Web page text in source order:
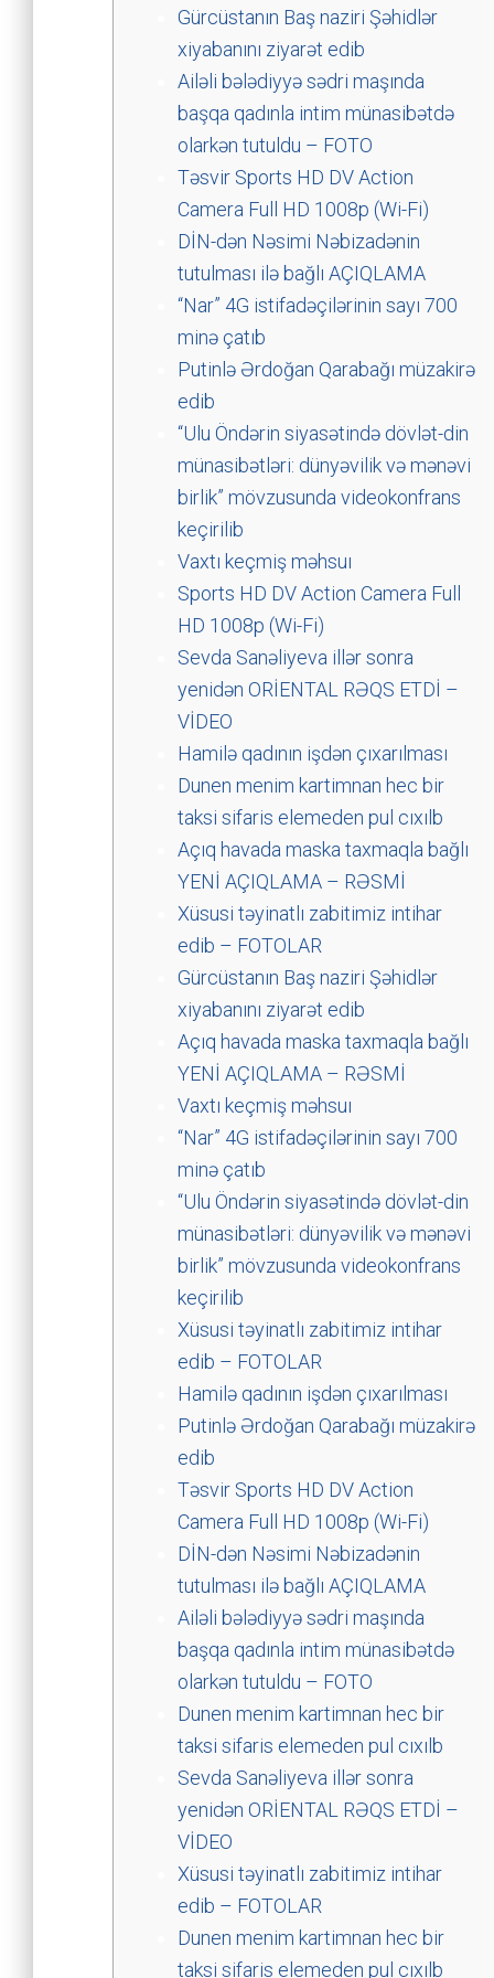
Gürcüstanın Baş naziri Şəhidlər
xiyabanını ziyarət edib
Ailəli bələdiyyə sədri maşında
başqa qadınla intim münasibətdə
olarkən tutuldu – FOTO
Təsvir Sports HD DV Action
Camera Full HD 1008p (Wi-Fi)
DİN-dən Nəsimi Nəbizadənin
tutulması ilə bağlı AÇIQLAMA
“Nar” 4G istifadəçilərinin sayı 700
minə çatıb
Putinlə Ərdoğan Qarabağı müzakirə
edib
“Ulu Öndərin siyasətində dövlət-din
münasibətləri: dünyəvilik və mənəvi
birlik” mövzusunda videokonfrans
keçirilib
Vaxtı keçmiş məhsuı
Sports HD DV Action Camera Full
HD 1008p (Wi-Fi)
Sevda Sanəliyeva illər sonra
yenidən ORİENTAL RƏQS ETDİ –
VİDEO
Hamilə qadının işdən çıxarılması
Dunen menim kartimnan hec bir
taksi sifaris elemeden pul cıxılb
Açıq havada maska taxmaqla bağlı
YENİ AÇIQLAMA – RƏSMİ
Xüsusi təyinatlı zabitimiz intihar
edib – FOTOLAR
Gürcüstanın Baş naziri Şəhidlər
xiyabanını ziyarət edib
Açıq havada maska taxmaqla bağlı
YENİ AÇIQLAMA – RƏSMİ
Vaxtı keçmiş məhsuı
“Nar” 4G istifadəçilərinin sayı 700
minə çatıb
“Ulu Öndərin siyasətində dövlət-din
münasibətləri: dünyəvilik və mənəvi
birlik” mövzusunda videokonfrans
keçirilib
Xüsusi təyinatlı zabitimiz intihar
edib – FOTOLAR
Hamilə qadının işdən çıxarılması
Putinlə Ərdoğan Qarabağı müzakirə
edib
Təsvir Sports HD DV Action
Camera Full HD 1008p (Wi-Fi)
DİN-dən Nəsimi Nəbizadənin
tutulması ilə bağlı AÇIQLAMA
Ailəli bələdiyyə sədri maşında
başqa qadınla intim münasibətdə
olarkən tutuldu – FOTO
Dunen menim kartimnan hec bir
taksi sifaris elemeden pul cıxılb
Sevda Sanəliyeva illər sonra
yenidən ORİENTAL RƏQS ETDİ –
VİDEO
Xüsusi təyinatlı zabitimiz intihar
edib – FOTOLAR
Dunen menim kartimnan hec bir
taksi sifaris elemeden pul cıxılb